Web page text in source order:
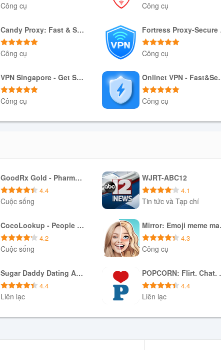
Công cụ
Tải xuống APK
Công cụ
Tải xuống APK
Candy Proxy: Fast & Safe VPN
Công cụ
Tải xuống APK
Công cụ
Tải xuống APK
VPN Singapore - Get SG IP
Công cụ
Tải xuống APK
Công cụ
Tải xuống APK
GoodRx Gold - Pharmacy Discount Card
4.4
Cuộc sống
Tải xuống APK
WJRT-ABC12
4.1
Tin tức và Tạp chí
Tải xuống APK
CocoLookup - People Finder
4.2
Cuộc sống
Tải xuống APK
4.3
Công cụ
Tải xuống APK
Sugar Daddy Dating App - Sudy
4.4
Liên lạc
Tải xuống APK
4.4
Liên lạc
Tải xuống APK